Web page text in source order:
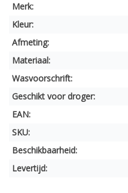
Merk:
Kleur:
Afmeting:
Materiaal:
Wasvoorschrift:
Geschikt voor droger:
EAN:
SKU:
Beschikbaarheid:
Levertijd: